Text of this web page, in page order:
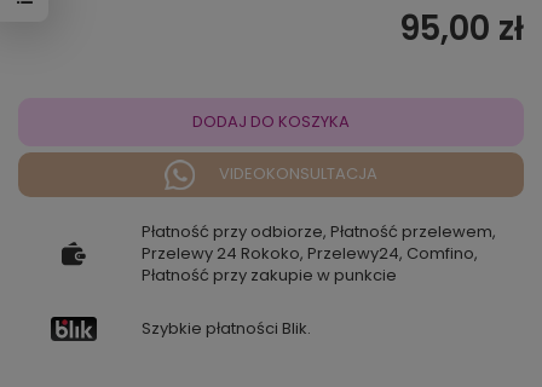
95,00 zł
DODAJ DO KOSZYKA
VIDEOKONSULTACJA
Płatność przy odbiorze, Płatność przelewem,
Przelewy 24 Rokoko, Przelewy24, Comfino,
Płatność przy zakupie w punkcie
Szybkie płatności Blik.